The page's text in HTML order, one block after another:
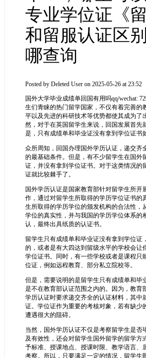
专业学位证《
和留服认证区
哪查询
Posted by Deleted User on 2025-05-26 at 23:52
国外大学毕业成绩单回国有用吗qq/wechat:
生们青睐的热门留学国家，不仅有着完善的
平以及先进的科研技术等优势都使其成为了
然，对于在英国留学生来说，回国发展首先
是，只有成绩单和毕业证没有拿到学位证书
众所周知，回国办理国外学历认证，递交齐
的最基础条件。但是，有不少留学生在国外
证，并没有拿到学位证书。对于这类情况的
证就比较棘手了。
国外学历认证是国家教育部针对留学生所开
作，通过对留学生所取得的学历学位证书的
生所取得的学历学位的颁发机构的合法性，
学位的真实性，并与我国的学历学位体系的
认，最终出具纸质的认证书。
留学生只有成绩单和毕业证没有拿到学位证
的，或者是有大四达到留级水平的学校会让
学位证书。同时，有一些学校或者是课程只
位证，例如远程教育、部分私立院校等。
但是，需要说明的是留学生只有成绩单和毕
是不在教育部认证范围之内的。因为，教育
学历认证时要求递交齐全的认证材料，其中
证。学位证作为重要的考核对象，若有缺少
遭遇很大的阻碍。
当然，国外学历认证不仅是考察留学生是否
及有效性，还会对留学生国外留学的留学方
予标准、授课地点、授课时限、教学语言、
考察。所以，只要满足一定的情况，留学生